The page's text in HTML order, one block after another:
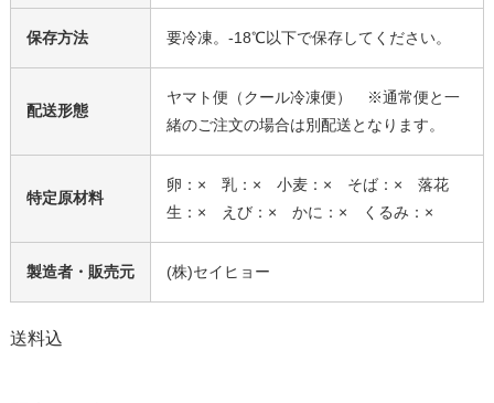
保存方法 要冷凍。-18℃以下で保存してください。
配送形態
ヤマト便（クール冷凍便） ※通常便と一
緒のご注文の場合は別配送となります。
特定原材料
卵：× 乳：× 小麦：× そば：× 落花
生：× えび：× かに：× くるみ：×
製造者・販売元 (株)セイヒョー
送料込